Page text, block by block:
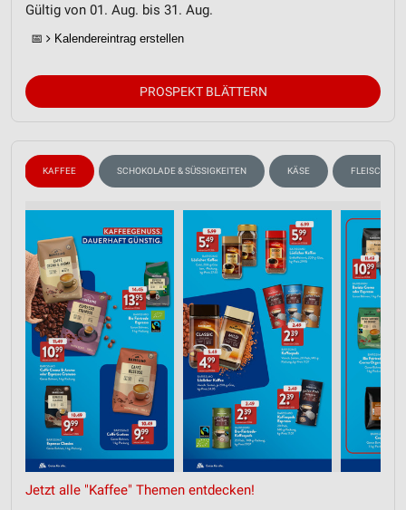
Gültig von 01. Aug. bis 31. Aug.
📅 Kalendereintrag erstellen
PROSPEKT BLÄTTERN
KAFFEE SCHOKOLADE & SÜSSIGKEITEN KÄSE FLEISCH &
Jetzt alle "Kaffee" Themen entdecken!